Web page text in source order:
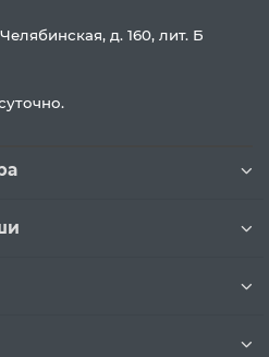
д. 160, лит. Б